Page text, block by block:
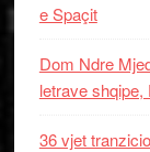
e Spaçit
Dom Ndre
letrave
36 vjet